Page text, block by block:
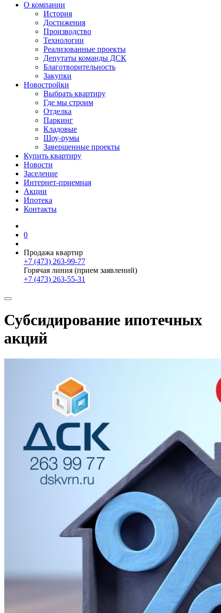
О компании
История
Достижения
Производство
Технологии
Реализованные проекты
Депутаты команды ДСК
Благотворительность
Закупки
Новостройки
Выбрать квартиру
Где мы строим
Отделка
Паркинг
Кладовые
Шоу-румы
Завершенные проекты
Купить квартиру
Новости
Заселение
Интернет-приемная
Акции
Ипотека
Контакты
0
Продажа квартир
+7 (473) 263-99-77
Горячая линия (прием заявлений)
+7 (473) 263-55-31
Субсидирование ипотечных
акций